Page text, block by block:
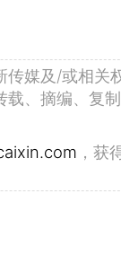
传媒及/或相关
载、摘编、复
，获